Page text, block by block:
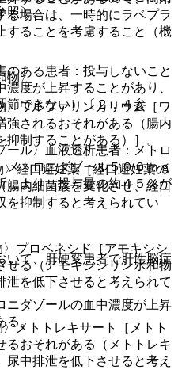
る場合は、一時的にラベプラ
することを考慮すること（機
物〉
ワルファリンカリウム［ワ
強されるおそれがある（腸内
制することがある）］。
経口避妊薬［経口避妊薬の
腸内細菌叢を変化させ、経口
を抑制すると考えられてい
プロベネシド［アモキシシ
せる（アモキシシリン水和物
泄を低下させると考えられて
メトトレキサート［メトト
るおそれがある（メトトレキ
中排泄を低下させると考え
照〕。
ある患者：投与しないこと
濃度が上昇することがあり、
節できない）〔２．４参
ル〉血液透析患者：メトロ
トロニダゾール５００ｍｇ
により、投与量の約４５％が
いて、肝硬変患者で肝性脳症
ニダゾールの血中濃度が上昇
。